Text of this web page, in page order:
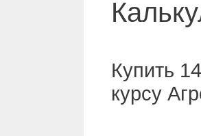
Купить
курсу